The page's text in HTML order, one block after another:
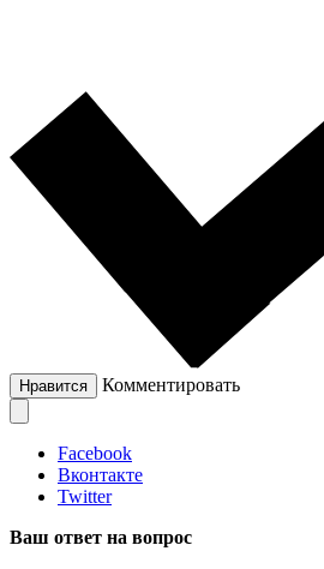
Нравится Комментировать
Facebook
Вконтакте
Twitter
Ваш ответ на вопрос